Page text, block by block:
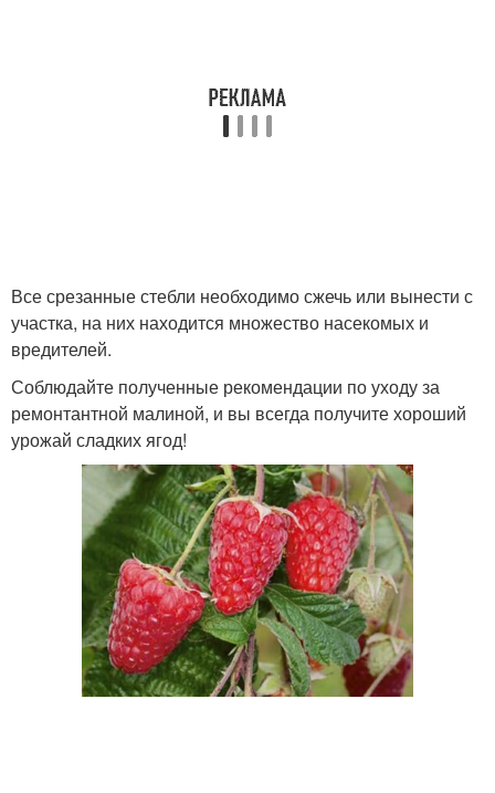
Все срезанные стебли необходимо сжечь или вынести с
участка, на них находится множество насекомых и
вредителей.
Соблюдайте полученные рекомендации по уходу за
ремонтантной малиной, и вы всегда получите хороший
урожай сладких ягод!